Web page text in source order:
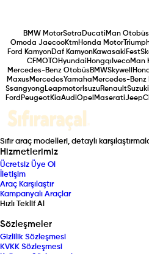
BMW MotorSetra Ducati Man Otobüs
Omoda JaecooKtmHonda Motor
Ford KamyonDaf KamyonKawasaki Fest
CFMOTOHyundai Hongqı IvecoMan
Mercedes-Benz Otobüs BMWSkywell
Maxus MercedesYamaha Mercedes-Benz
Ssangyong Leapmotor IsuzuRenault
Ford PeugeotKiaAudiOpel MaseratiJeep
Sıfır araç modelleri, detaylı
Hizmetlerimiz
Ücretsiz Üye Ol
İletişim
Araç Karşılaştır
Kampanyalı Araçlar
Hızlı Teklif Al
Sözleşmeler
Gizlilik Sözleşmesi
KVKK Sözleşmesi